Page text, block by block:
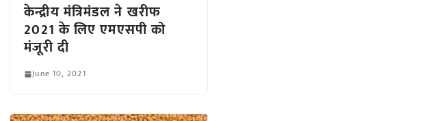
केन्द्रीय मंत्रिमंडल ने खरीफ
2021 के लिए एमएसपी को
मंजूरी दी
June 10, 2021